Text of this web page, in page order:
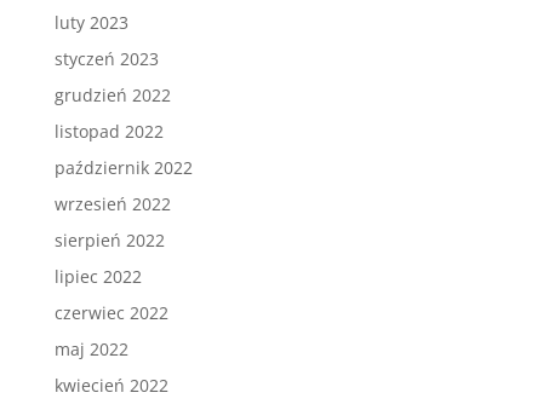
luty 2023
styczeń 2023
grudzień 2022
listopad 2022
październik 2022
wrzesień 2022
sierpień 2022
lipiec 2022
czerwiec 2022
maj 2022
kwiecień 2022